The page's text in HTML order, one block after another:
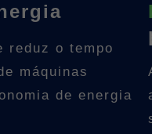
reduz o tempo
máquinas
de energia